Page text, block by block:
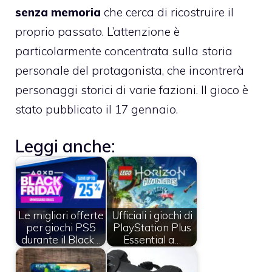
senza memoria che cerca di ricostruire il
proprio passato. L’attenzione è
particolarmente concentrata sulla storia
personale del protagonista, che incontrerà
personaggi storici di varie fazioni. Il gioco è
stato pubblicato il 17 gennaio.
Leggi anche:
Le migliori offerte
per giochi PS5
durante il Black…
Ufficiali i giochi di
PlayStation Plus
Essential a…